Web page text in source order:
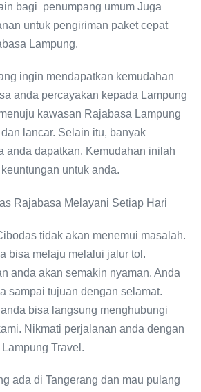
bagi penumpang umum Juga
untuk pengiriman paket cepat
Lampung.
ingin mendapatkan kemudahan
anda percayakan kepada Lampung
kawasan Rajabasa Lampung
lancar. Selain itu, banyak
anda dapatkan. Kemudahan inilah
untuk anda.
tidak akan menemui masalah.
bisa melaju melalui jalur tol.
anda akan semakin nyaman. Anda
sampai tujuan dengan selamat.
bisa langsung menghubungi
Nikmati perjalanan anda dengan
Travel.
ada di Tangerang dan mau pulang